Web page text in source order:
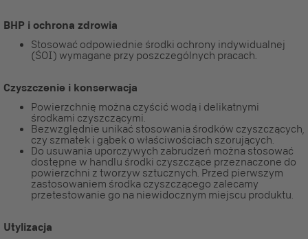
BHP i ochrona zdrowia
Stosować odpowiednie środki ochrony indywidualnej
(ŚOI) wymagane przy poszczególnych pracach.
Czyszczenie i konserwacja
Powierzchnię można czyścić wodą i delikatnymi
środkami czyszczącymi.
Bezwzględnie unikać stosowania środków czyszczących,
czy szmatek i gąbek o właściwościach szorujących.
Do usuwania uporczywych zabrudzeń można stosować
dostępne w handlu środki czyszczące przeznaczone do
powierzchni z tworzyw sztucznych. Przed pierwszym
zastosowaniem środka czyszczącego zalecamy
przetestowanie go na niewidocznym miejscu produktu.
Utylizacja